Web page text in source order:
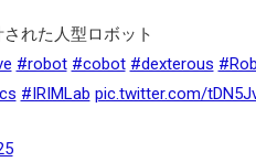
れた人型ロボット
#robot #cobot #dexterous
#IRIMLab pic.twitter.com/